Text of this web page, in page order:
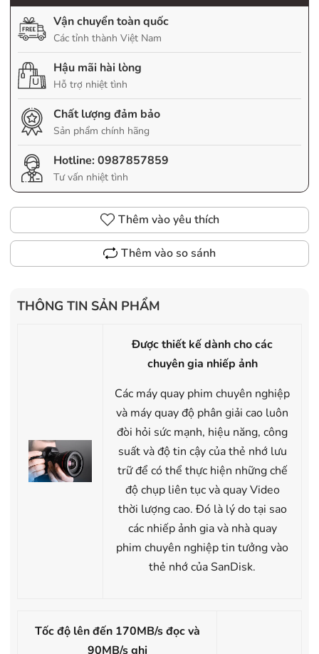
Vận chuyển toàn quốc
Các tỉnh thành Việt Nam
Hậu mãi hài lòng
Hỗ trợ nhiệt tình
Chất lượng đảm bảo
Sản phẩm chính hãng
Hotline:0987857859
Tư vấn nhiệt tình
Thêm vào yêu thích
Thêm vào so sánh
THÔNG TIN SẢN PHẨM
Được thiết kế dành cho các
chuyên gia nhiếp ảnh
Các máy quay phim chuyên nghiệp
và máy quay độ phân giải cao luôn
đòi hỏi sức mạnh, hiệu năng, công
suất và độ tin cậy của thẻ nhớ lưu
trữ để có thể thực hiện những chế
độ chụp liên tục và quay Video
thời lượng cao. Đó là lý do tại sao
các nhiếp ảnh gia và nhà quay
phim chuyên nghiệp tin tưởng vào
thẻ nhớ của SanDisk.
Tốc độ lên đến 170MB/s đọc và
90MB/s ghi